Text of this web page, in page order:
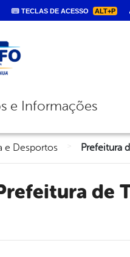
TECLAS DE ACESSO ALT+P
de navegação
e Informações
e Desportos
no próximo dia